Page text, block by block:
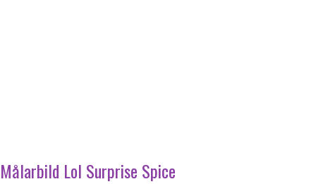
Målarbild Lol Surprise Spice